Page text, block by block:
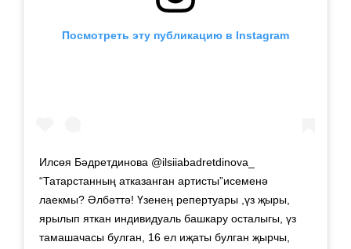
Посмотреть эту публикацию в Instagram
Илсөя Бәдретдинова @ilsiiabadretdinova_
“Татарстанның атказанган артисты”исеменә
лаекмы? Әлбәттә! Үзенең репертуары ,үз җыры,
ярылып яткан индивидуаль башкару осталыгы, үз
тамашачасы булган, 16 ел иҗаты булган җырчы,